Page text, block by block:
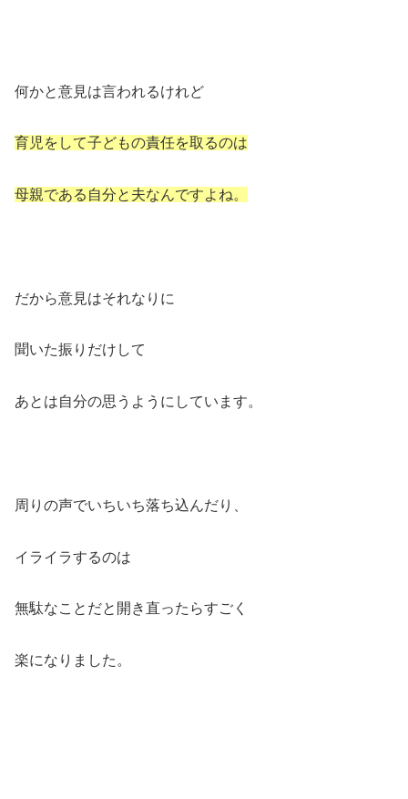
何かと意見は言われるけれど
育児をして子どもの責任を取るのは
母親である自分と夫なんですよね。
だから意見はそれなりに
聞いた振りだけして
あとは自分の思うようにしています。
周りの声でいちいち落ち込んだり、
イライラするのは
無駄なことだと開き直ったらすごく
楽になりました。